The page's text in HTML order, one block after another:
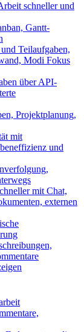
schneller und
Gantt-
Teilaufgaben,
Modi Fokus
über API-
Projektplanung,
mit
und
mit Chat,
externen